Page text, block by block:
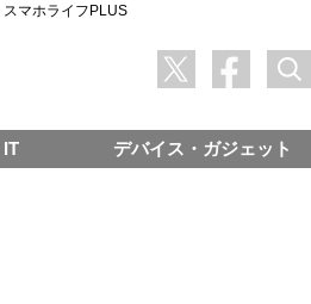
マホライフPLUS
IT デバイス・ガジェット